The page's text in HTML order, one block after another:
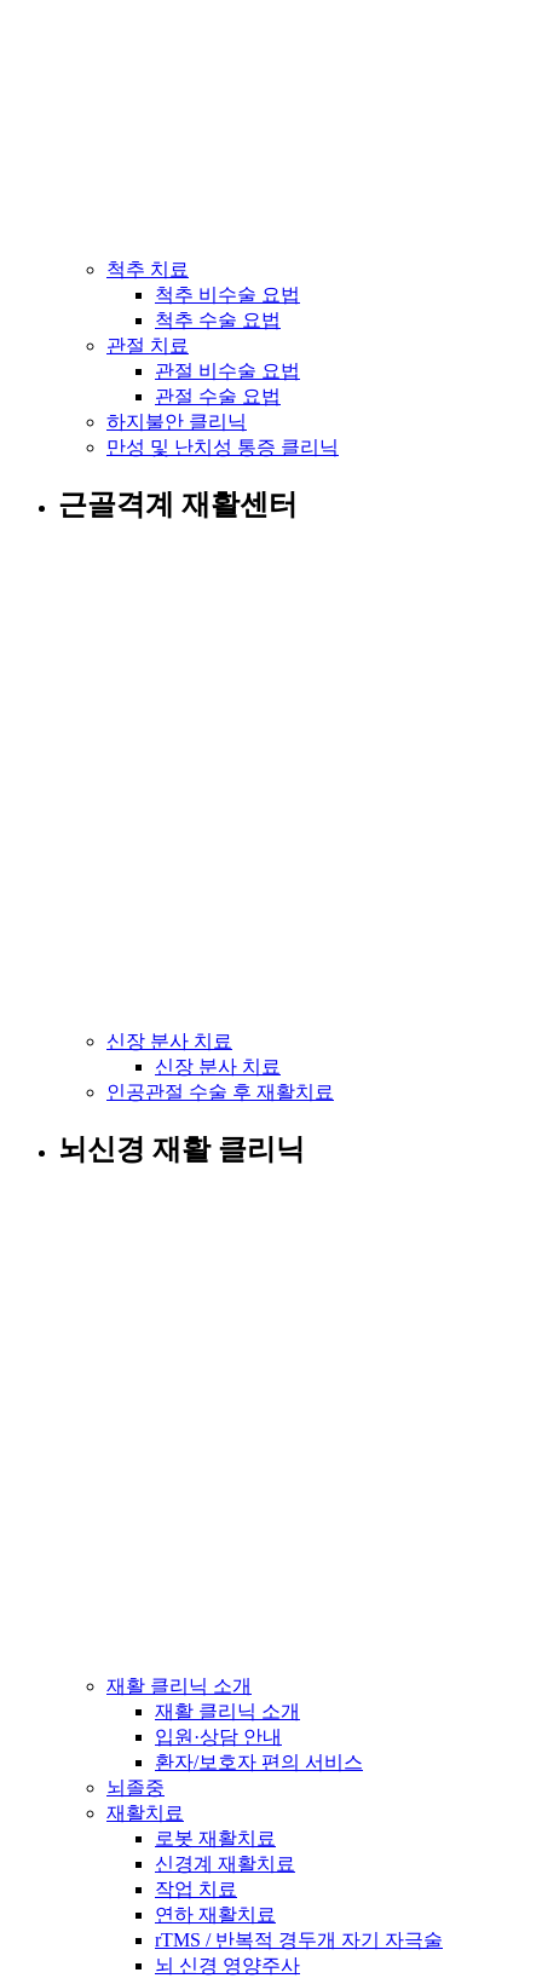
척추 치료
척추 비수술 요법
척추 수술 요법
관절 치료
관절 비수술 요법
관절 수술 요법
하지불안 클리닉
만성 및 난치성 통증 클리닉
근골격계 재활센터
신장 분사 치료
신장 분사 치료
인공관절 수술 후 재활치료
뇌신경 재활 클리닉
재활 클리닉 소개
재활 클리닉 소개
입원·상담 안내
환자/보호자 편의 서비스
뇌졸중
재활치료
로봇 재활치료
신경계 재활치료
작업 치료
연하 재활치료
rTMS / 반복적 경두개 자기 자극술
뇌 신경 영양주사